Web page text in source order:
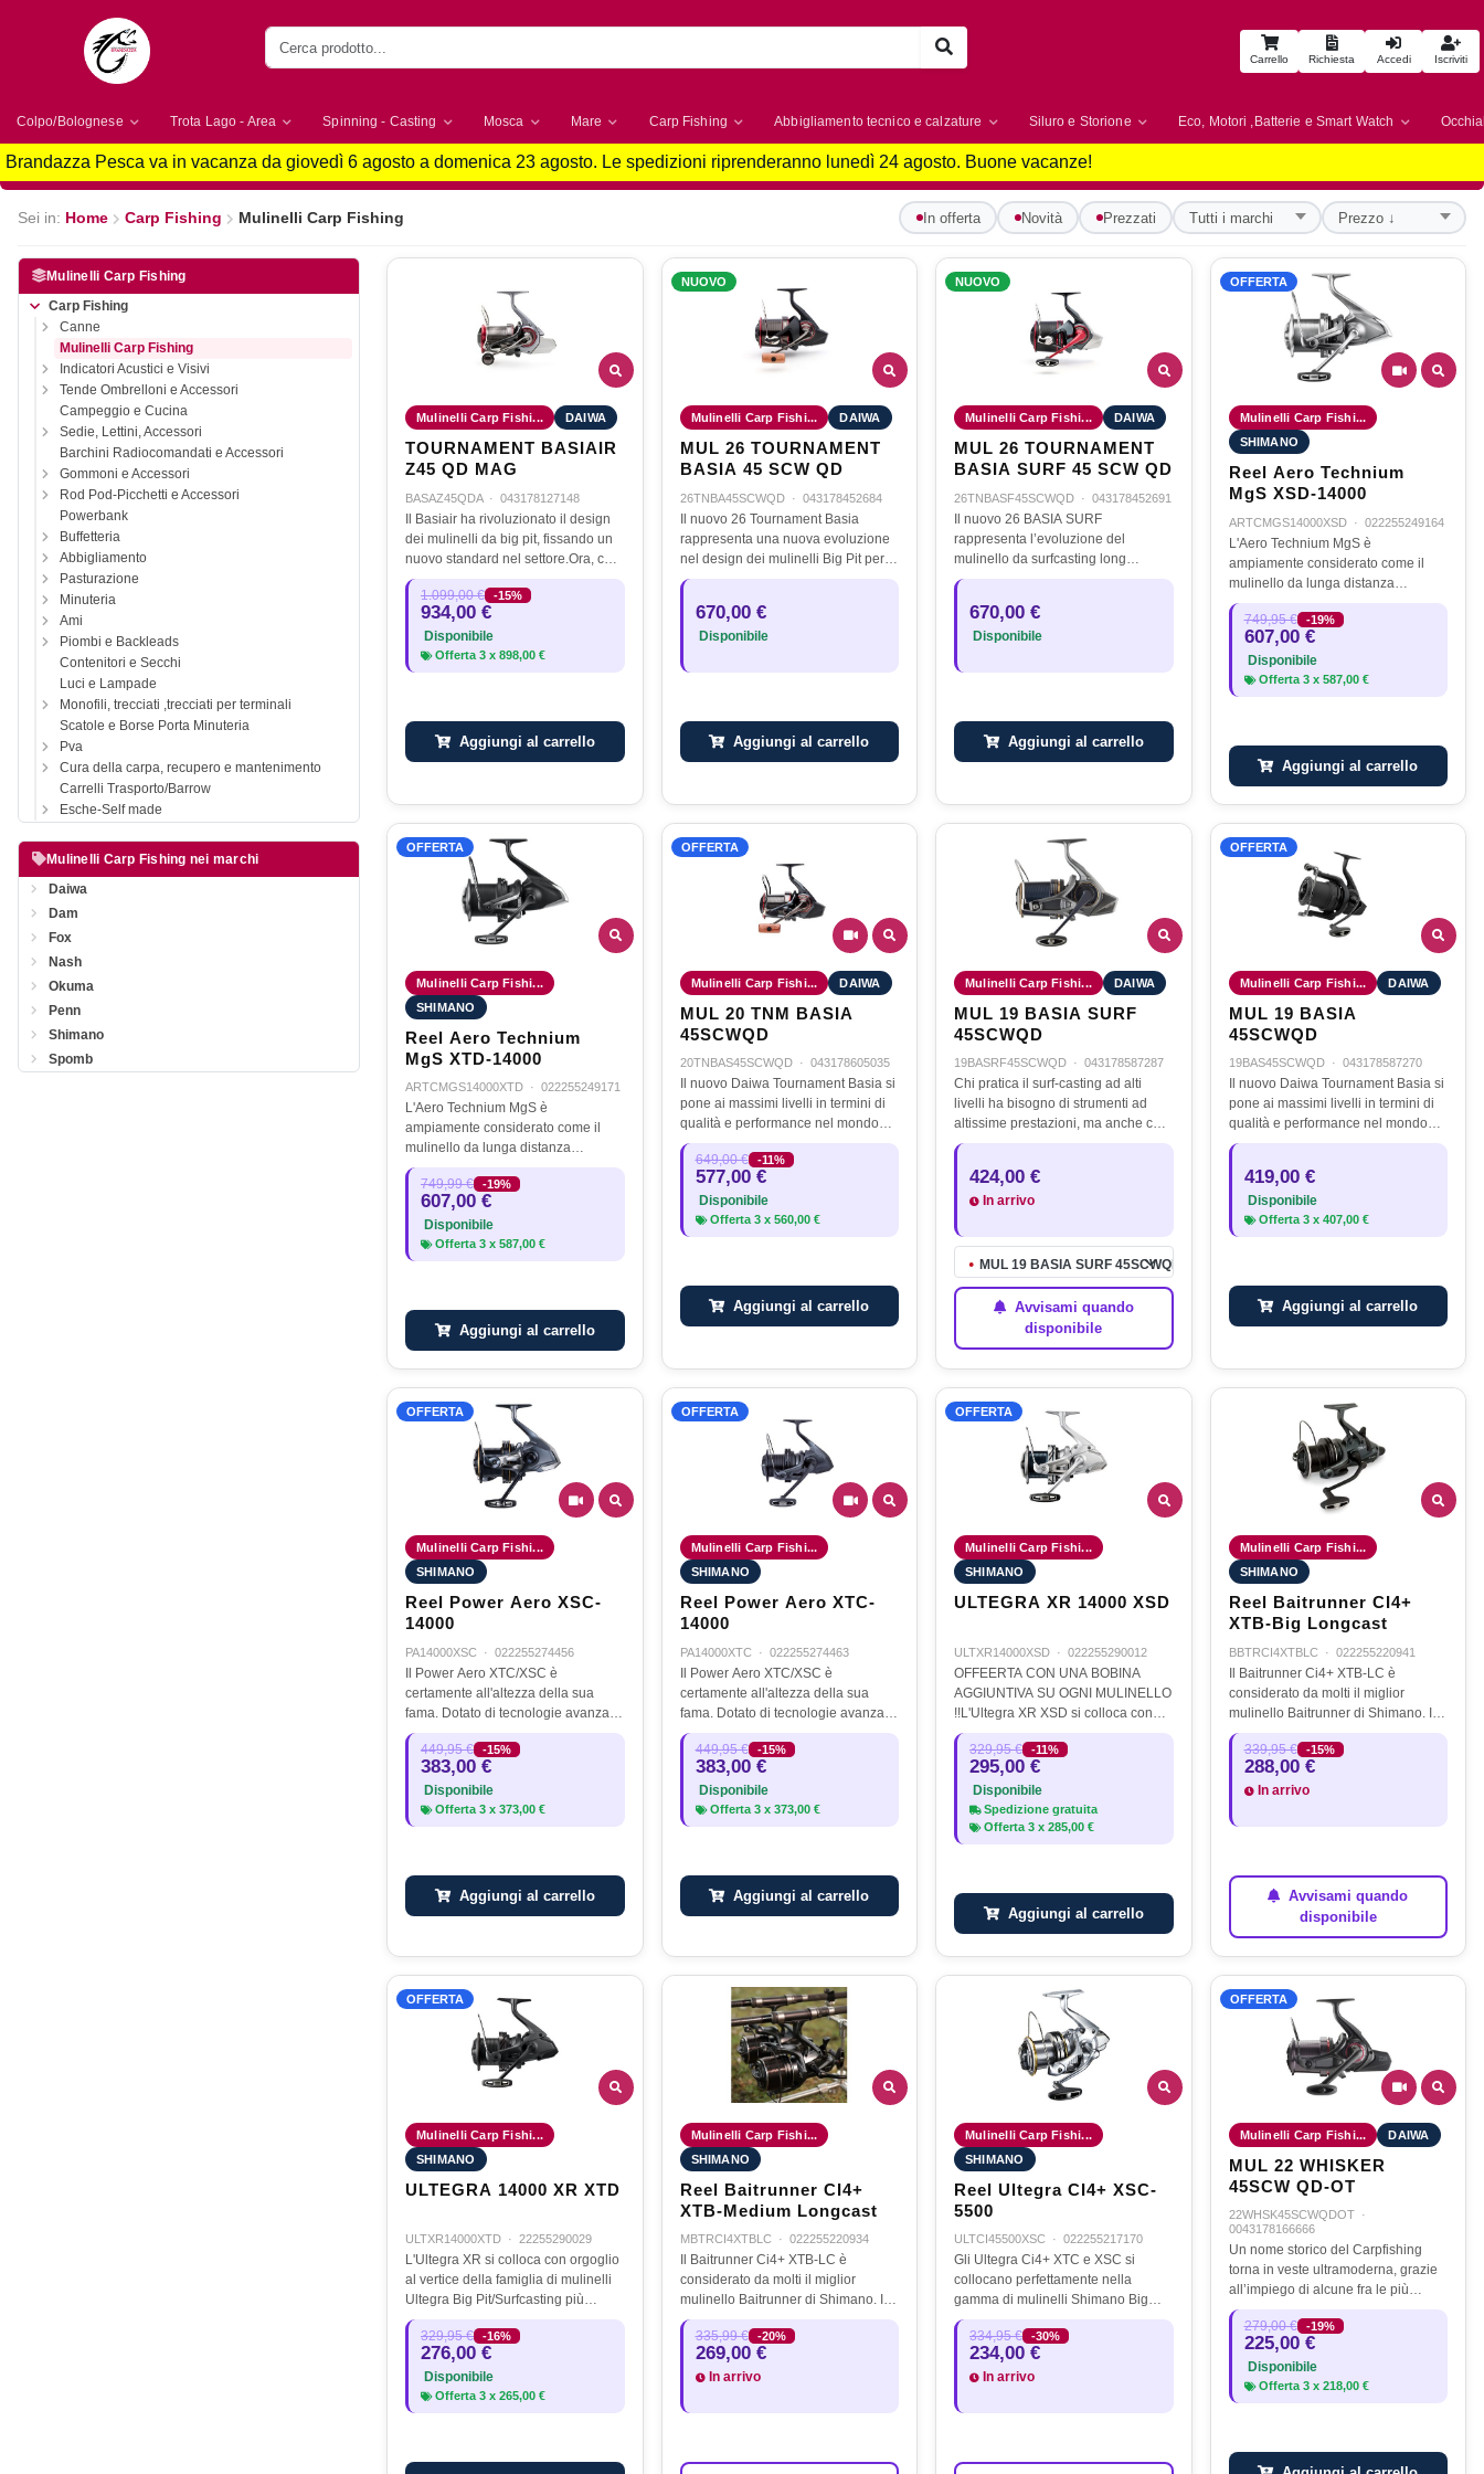
Carrello Richiesta Accedi Iscriviti
Colpo/Bolognese Trota Lago - Area Spinning - Casting Mosca Mare Carp Fishing Abbigliamento tecnico e calzature Siluro e Storione Eco, Motori ,Batterie e Smart Watch
Brandazza Pesca va in vacanza da giovedì 6 agosto a domenica 23 agosto. Le spedizioni riprenderanno lunedì 24 agosto. Buone vacanze!
Sei in: Home Carp Fishing Mulinelli Carp Fishing In offerta Novità Prezzati
Mulinelli Carp Fishing
Carp Fishing
Canne
Mulinelli Carp Fishing
Indicatori Acustici e Visivi
Tende Ombrelloni e Accessori
Campeggio e Cucina
Sedie, Lettini, Accessori
Barchini Radiocomandati e Accessori
Gommoni e Accessori
Rod Pod-Picchetti e Accessori
Powerbank
Buffetteria
Abbigliamento
Pasturazione
Minuteria
Ami
Piombi e Backleads
Contenitori e Secchi
Luci e Lampade
Monofili, trecciati ,trecciati per terminali
Scatole e Borse Porta Minuteria
Pva
Cura della carpa, recupero e mantenimento
Carrelli Trasporto/Barrow
Esche-Self made
Mulinelli Carp Fishing nei marchi
Daiwa
Dam
Fox
Nash
Okuma
Penn
Shimano
Spomb
Mulinelli Carp Fishi... DAIWA
TOURNAMENT BASIAIR
Z45 QD MAG
BASAZ45QDA · 043178127148
Il Basiair ha rivoluzionato il design
dei mulinelli da big pit, fissando un
nuovo standard nel settore.Ora, con
il Basiair Z, si supera ogni
aspettativa.Grazie alla tecnologia
Mag Sealed, il modello…
1.099,00 € -15%
934,00 €
Disponibile
Offerta 3 x 898,00 €
Aggiungi al carrello
NUOVO
Mulinelli Carp Fishi... DAIWA
MUL 26 TOURNAMENT
BASIA 45 SCW QD
26TNBA45SCWQD · 043178452684
Il nuovo 26 Tournament Basia
rappresenta una nuova evoluzione
nel design dei mulinelli Big Pit per il
carpfishing moderno.…
670,00 €
Disponibile
Aggiungi al carrello
NUOVO
Mulinelli Carp Fishi... DAIWA
MUL 26 TOURNAMENT
BASIA SURF 45 SCW QD
26TNBASF45SCWQD · 043178452691
Il nuovo 26 BASIA SURF
rappresenta l’evoluzione del
mulinello da surfcasting long
distance, equipaggiato con una
(MAX SIZE SPOOL), sviluppata in
perfetta sinergia con…
670,00 €
Disponibile
Aggiungi al carrello
OFFERTA
Mulinelli Carp Fishi...
SHIMANO
Reel Aero Technium
MgS XSD-14000
ARTCMGS14000XSD · 022255249164
L'Aero Technium MgS è
ampiamente considerato come il
mulinello da lunga distanza
definitivo. Si tratta di un mulinello
unico, realizzato con la più recente
tecnologia Shimano, tra cui una
bobina…
749,95 € -19%
607,00 €
Disponibile
Offerta 3x 587,00 €
Aggiungi al carrello
OFFERTA
Mulinelli Carp Fishi...
SHIMANO
Reel Aero Technium
MgS XTD-14000
ARTCMGS14000XTD · 022255249171
L'Aero Technium MgS è
ampiamente considerato come il
mulinello da lunga distanza
definitivo. Si tratta di un mulinello
unico, realizzato con la più recente
tecnologia Shimano, tra cui una
bobina…
749,99 € -19%
607,00 €
Disponibile
Offerta 3 x 587,00 €
Aggiungi al carrello
OFFERTA
Mulinelli Carp Fishi... DAIWA
MUL 20 TNM BASIA
45SCWQD
20TNBAS45SCWQD · 043178605035
Il nuovo Daiwa Tournament Basia si
pone ai massimi livelli in termini di
qualità e performance nel mondo
dei mulinelli da carpfishing.Il corpo
di questo gioiello tecnologico Made
in Japan è in…
649,00 € -11%
577,00 €
Disponibile
Offerta 3x 560,00 €
Aggiungi al carrello
Mulinelli Carp Fishi... DAIWA
MUL 19 BASIA SURF
45SCWQD
19BASRF45SCWQD · 043178587287
Chi pratica il surf-casting ad alti
livelli ha bisogno di strumenti ad
altissime prestazioni, ma anche che
queste prestazioni durino nel tempo.
concepito proprio per…
424,00 €
In arrivo
● MUL 19 BASIA SURF 45SCWQD
Avvisami quando
disponibile
OFFERTA
Mulinelli Carp Fishi... DAIWA
MUL 19 BASIA
45SCWQD
19BAS45SCWQD · 043178587270
Il nuovo Daiwa Tournament Basia si
pone ai massimi livelli in termini di
qualità e performance nel mondo
dei mulinelli da carpfishing.
419,00 €
Disponibile
Offerta 3x 407,00 €
Aggiungi al carrello
OFFERTA
Mulinelli Carp Fishi...
SHIMANO
Reel Power Aero XSC-
14000
PA14000XSC · 022255274456
Il Power Aero XTC/XSC è
certamente all'altezza della sua
fama. Dotato di tecnologie avanzate
e progettato alla perfezione in
Giappone, questo mulinello unisce
cosmetica accattivante e alte…
449,95 € -15%
383,00 €
Disponibile
Offerta 3 x 373,00 €
Aggiungi al carrello
OFFERTA
Mulinelli Carp Fishi...
SHIMANO
Reel Power Aero XTC-
14000
PA14000XTC · 022255274463
Il Power Aero XTC/XSC è
certamente all'altezza della sua
fama. Dotato di tecnologie avanzate
e progettato alla perfezione in
Giappone, questo mulinello unisce
cosmetica accattivante e alte…
449,95 € -15%
383,00 €
Disponibile
Offerta 3x 373,00 €
Aggiungi al carrello
OFFERTA
Mulinelli Carp Fishi...
SHIMANO
ULTEGRA XR 14000 XSD
ULTXR14000XSD · 022255290012
OFFEERTA CON UNA BOBINA
AGGIUNTIVA SU OGNI MULINELLO
!!L'Ultegra XR XSD si colloca con
orgoglio al vertice della famiglia di
mulinelli Ultegra Big Pit/Surfcasting
più popolari di Shimano. Dotato…
329,95 € -11%
295,00 €
Disponibile
Spedizione gratuita
Offerta 3 x 285,00 €
Aggiungi al carrello
Mulinelli Carp Fishi...
SHIMANO
Reel Baitrunner CI4+
XTB-Big Longcast
BBTRCI4XTBLC · 022255220941
Il Baitrunner Ci4+ XTB-LC è
considerato da molti il miglior
mulinello Baitrunner di Shimano. Il
nome leggendario, la facilità d'uso
della funzione Freespool posteriore,
la grande bobina da lancio…
339,95 € -15%
288,00 €
In arrivo
Avvisami quando
disponibile
OFFERTA
Mulinelli Carp Fishi...
SHIMANO
ULTEGRA 14000 XR XTD
ULTXR14000XTD · 22255290029
L'Ultegra XR si colloca con orgoglio
al vertice della famiglia di mulinelli
Ultegra Big Pit/Surfcasting più
popolari di Shimano. Dotato delle
più recenti tecnologie per il lancio a
lunga distanza,…
329,95 € -16%
276,00 €
Disponibile
Offerta 3 x 265,00 €
Mulinelli Carp Fishi...
SHIMANO
Reel Baitrunner CI4+
XTB-Medium Longcast
MBTRCI4XTBLC · 022255220934
Il Baitrunner Ci4+ XTB-LC è
considerato da molti il miglior
mulinello Baitrunner di Shimano. Il
nome leggendario, la facilità d'uso
della funzione Freespool posteriore,
la grande bobina da lancio…
335,99 € -20%
269,00 €
In arrivo
Mulinelli Carp Fishi...
SHIMANO
Reel Ultegra CI4+ XSC-
5500
ULTCI45500XSC · 022255217170
Gli Ultegra Ci4+ XTC e XSC si
collocano perfettamente nella
gamma di mulinelli Shimano Big
Pit/Surf e sono disponibili nelle
misure 14000 e 5500. Dotati della
più recente tecnologia per il lancio
a…
334,95 € -30%
234,00 €
In arrivo
OFFERTA
Mulinelli Carp Fishi... DAIWA
MUL 22 WHISKER
45SCW QD-OT
22WHSK45SCWQDOT
·
0043178166666
Un nome storico del Carpfishing
torna in veste ultramoderna, grazie
all’impiego di alcune fra le più
avanzate tecnologie Daiwa. Il 22
WHISKER è dotato della nuovissima
frizione QDM che offre una…
279,00 € -19%
225,00 €
Disponibile
Offerta 3x 218,00 €